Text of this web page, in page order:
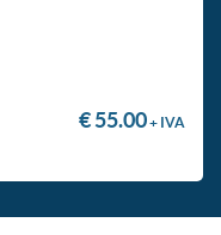
€ 55.00+ IVA